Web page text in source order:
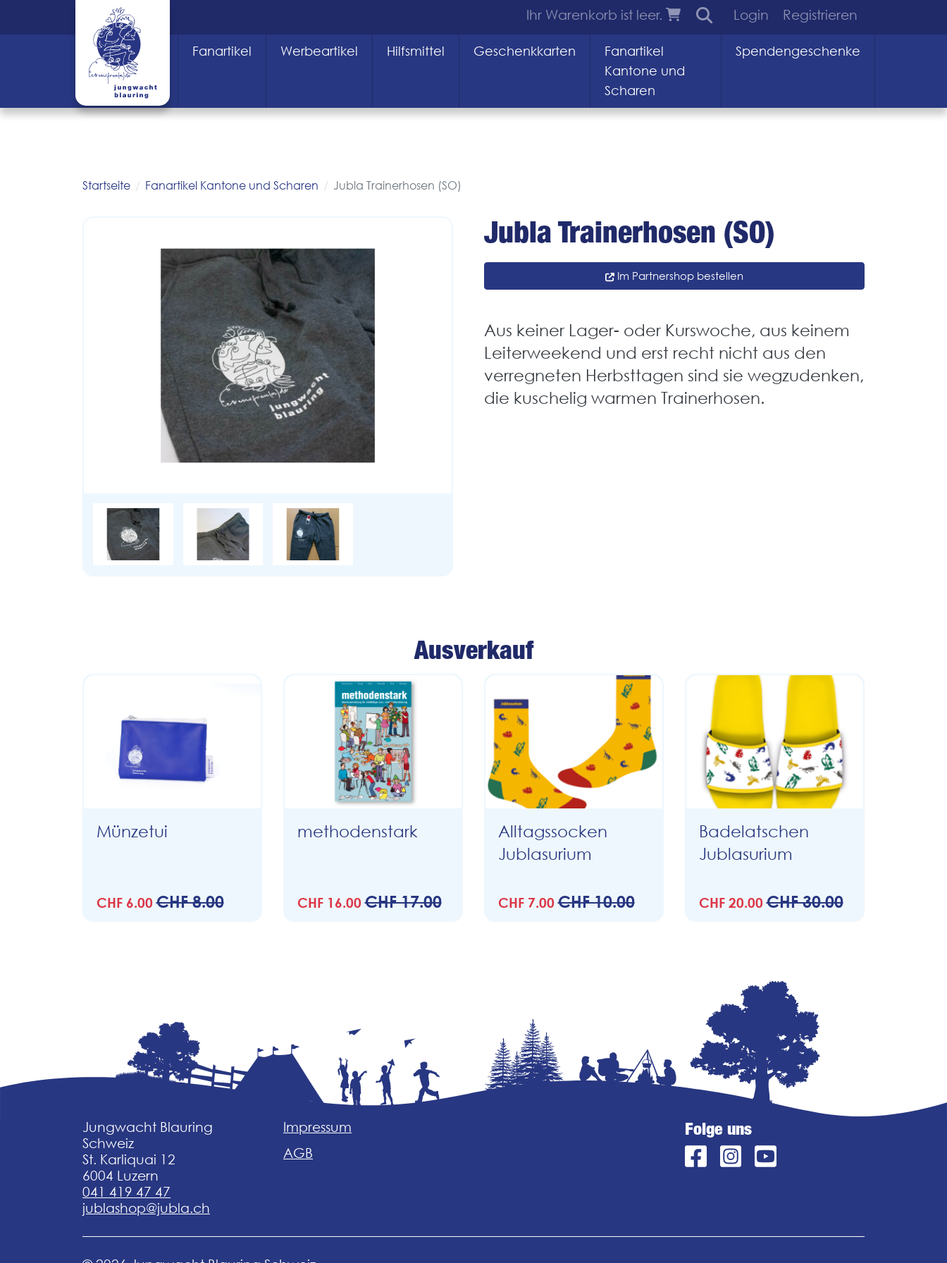
Ihr Warenkorb ist leer. Login Registrieren
Fanartikel Werbeartikel Hilfsmittel Geschenkkarten
Fanartikel
Kantone und
Scharen
Spendengeschenke
Startseite Fanartikel Kantone und Scharen Jubla Trainerhosen (SO)
Jubla Trainerhosen (SO)
Im Partnershop bestellen
Aus keiner Lager- oder Kurswoche, aus keinem
Leiterweekend und erst recht nicht aus den
verregneten Herbsttagen sind sie wegzudenken,
die kuschelig warmen Trainerhosen.
Ausverkauf
Münzetui
CHF 6.00CHF 8.00
methodenstark
CHF 16.00CHF 17.00
Alltagssocken
Jublasurium
CHF 7.00CHF 10.00
Badelatschen
Jublasurium
CHF 20.00CHF 30.00
Jungwacht Blauring
Schweiz
St. Karliquai 12
6004 Luzern
041 419 47 47
jublashop@jubla.ch
Impressum
AGB
Folge uns